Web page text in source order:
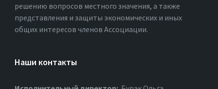
решению вопросов местного значения, а также
представления и защиты экономических и иных
общих интересов членов Ассоциации.
Наши контакты